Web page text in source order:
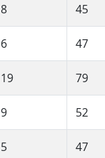
8 45
6 47
19 79
9 52
5 47